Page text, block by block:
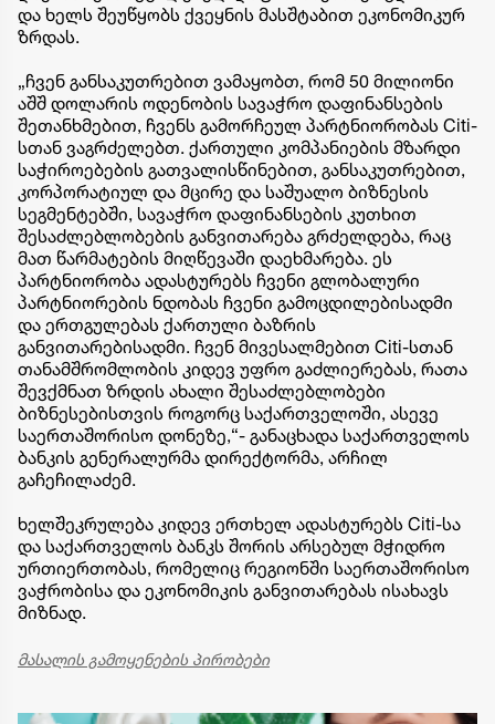
და ხელს შეუწყობს ქვეყნის მასშტაბით ეკონომიკურ
ზრდას.
„ჩვენ განსაკუთრებით ვამაყობთ, რომ 50 მილიონი
აშშ დოლარის ოდენობის სავაჭრო დაფინანსების
შეთანხმებით, ჩვენს გამორჩეულ პარტნიორობას Citi-
სთან ვაგრძელებთ. ქართული კომპანიების მზარდი
საჭიროებების გათვალისწინებით, განსაკუთრებით,
კორპორატიულ და მცირე და საშუალო ბიზნესის
სეგმენტებში, სავაჭრო დაფინანსების კუთხით
შესაძლებლობების განვითარება გრძელდება, რაც
მათ წარმატების მიღწევაში დაეხმარება. ეს
პარტნიორობა ადასტურებს ჩვენი გლობალური
პარტნიორების ნდობას ჩვენი გამოცდილებისადმი
და ერთგულებას ქართული ბაზრის
განვითარებისადმი. ჩვენ მივესალმებით Citi-სთან
თანამშრომლობის კიდევ უფრო გაძლიერებას, რათა
შევქმნათ ზრდის ახალი შესაძლებლობები
ბიზნესებისთვის როგორც საქართველოში, ასევე
საერთაშორისო დონეზე,“- განაცხადა საქართველოს
ბანკის გენერალურმა დირექტორმა, არჩილ
გაჩეჩილაძემ.
ხელშეკრულება კიდევ ერთხელ ადასტურებს Citi-სა
და საქართველოს ბანკს შორის არსებულ მჭიდრო
ურთიერთობას, რომელიც რეგიონში საერთაშორისო
ვაჭრობისა და ეკონომიკის განვითარებას ისახავს
მიზნად.
მასალის გამოყენების პირობები